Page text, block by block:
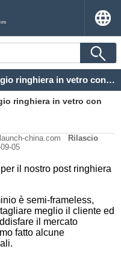
Nuovo modello Aluminum messaggio ringhiera in vetro con corrimano
ringhiera in vetro con
china.com
Rilascio
05
il nostro post ringhiera
è semi-frameless,
meglio il cliente ed
il mercato
fatto alcune